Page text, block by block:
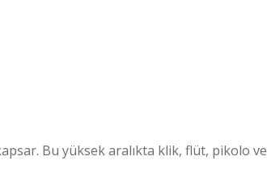
Bu yüksek aralıkta klik, flüt, pikolo ve